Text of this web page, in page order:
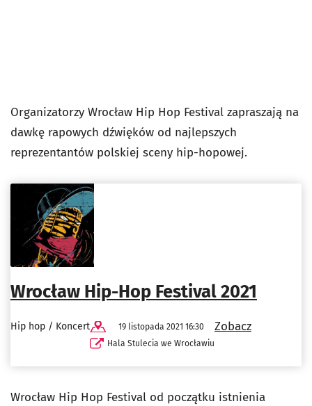
Organizatorzy Wrocław Hip Hop Festival zapraszają na
dawkę rapowych dźwięków od najlepszych
reprezentantów polskiej sceny hip-hopowej.
Wrocław Hip-Hop Festival 2021
Hip hop / Koncert
19 listopada 2021 16:30
Hala Stulecia we Wrocławiu
Zobacz
Wrocław Hip Hop Festival od początku istnienia